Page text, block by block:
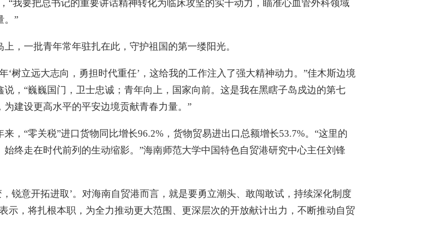
“我要把总书记的重要讲话精神转化为临床攻坚的实干动力，瞄准心血管外科领域
。”
，一批青年常年驻扎在此，守护祖国的第一缕阳光。
‘树立远大志向，勇担时代重任’，这给我的工作注入了强大精神动力。”佳木斯边境
，“巍巍国门，卫士忠诚；青年向上，国家向前。这是我在黑瞎子岛戍边的第七
建设更高水平的平安边境贡献青春力量。”
，“零关税”进口货物同比增长96.2%，货物贸易进出口总额增长53.7%。“这里的
终走在时代前列的生动缩影。”海南师范大学中国特色自贸港研究中心主任刘锋
锐意开拓进取’。对海南自贸港而言，就是要勇立潮头、敢闯敢试，持续深化制度
示，将扎根本职，为全力推动更大范围、更深层次的开放献计出力，不断推动自贸